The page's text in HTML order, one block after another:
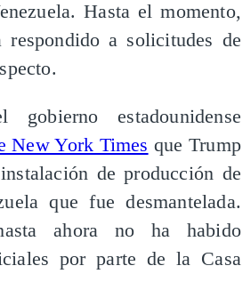
Hasta el momento,
a solicitudes de
gobierno estadounidense
New York Times que Trump
de producción de
que fue desmantelada.
ahora no ha habido
por parte de la Casa